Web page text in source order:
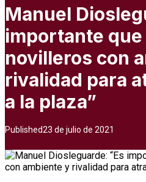
Manuel
importante que
novilleros con
rivalidad para
a la plaza”
Published23 de julio de 2021